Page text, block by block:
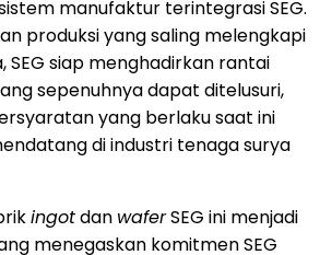
manufaktur terintegrasi SEG.
produksi yang saling melengkapi
, SEG siap menghadirkan rantai
sepenuhnya dapat ditelusuri,
yang berlaku saat ini
di industri tenaga surya
ingotdan waferSEG ini menjadi
menegaskan komitmen SEG